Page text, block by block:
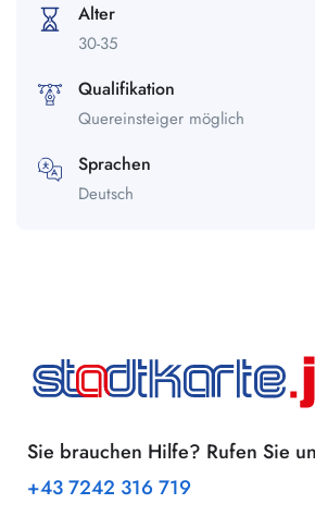
Alter
30-35
Qualifikation
Quereinsteiger möglich
Sprachen
Deutsch
Sie brauchen Hilfe? Rufen Sie
+43 7242 316 719